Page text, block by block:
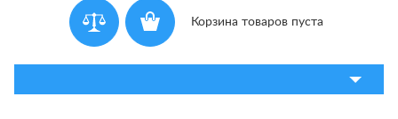
Корзина товаров пуста